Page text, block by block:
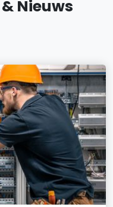
Nieuws